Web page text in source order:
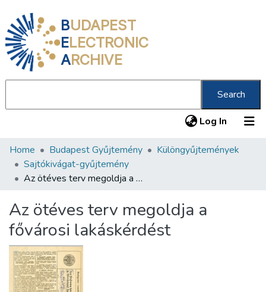
BUDAPEST
ELECTRONIC
ARCHIVE
Search
Log In (current)
Communities & Collections
All of DSpace
About us
Home Budapest Gyűjtemény
Különgyűjtemények
Sajtókivágat-gyűjtemény
Az ötéves terv megoldja a fővárosi lakáskérdést
Az ötéves terv megoldja a
fővárosi lakáskérdést